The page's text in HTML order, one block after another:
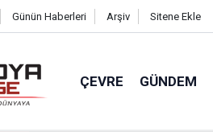
Günün Haberleri Arşiv Sitene Ekle
ÇEVRE GÜNDEM